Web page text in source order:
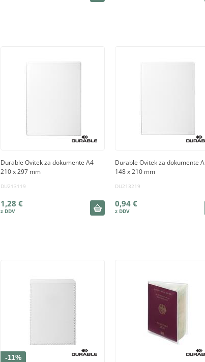
Durable Ovitek za dokumente A4
210 x 297 mm
DU213119
1,28 €
Durable Ovitek za dokumente
148 x 210 mm
DU213219
0,94 €
-11%